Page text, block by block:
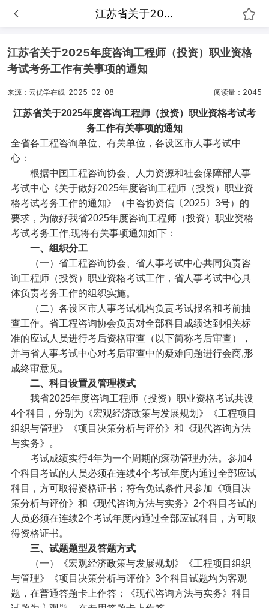
江苏省关于20...
江苏省关于2025年度咨询工程师（投资）职业资格
考试考务工作有关事项的通知
来源：云优学在线 2025-02-08 阅读量：2045
江苏省关于2025年度咨询工程师（投资）职业资格考试考
务工作有关事项的通知
全省各工程咨询单位、有关单位，各设区市人事考试中
心：
根据中国工程咨询协会、人力资源和社会保障部人事
考试中心《关于做好2025年度咨询工程师（投资）职业资
格考试考务工作的通知》（中咨协资信〔2025〕3号）的
要求，为做好我省2025年度咨询工程师（投资）职业资格
考试考务工作,现将有关事项通知如下：
一、组织分工
（一）省工程咨询协会、省人事考试中心共同负责咨
询工程师（投资）职业资格考试工作，省人事考试中心具
体负责考务工作的组织实施。
（二）各设区市人事考试机构负责考试报名和考前抽
查工作。省工程咨询协会负责对全部科目成绩达到相关标
准的应试人员进行考后资格审查（以下简称考后审查），
并与省人事考试中心对考后审查中的疑难问题进行会商,形
成终审意见。
二、科目设置及管理模式
我省2025年度咨询工程师（投资）职业资格考试共设
4个科目，分别为《宏观经济政策与发展规划》《工程项目
组织与管理》《项目决策分析与评价》和《现代咨询方法
与实务》。
考试成绩实行4年为一个周期的滚动管理办法。参加4
个科目考试的人员必须在连续4个考试年度内通过全部应试
科目，方可取得资格证书；符合免试条件只参加《项目决
策分析与评价》和《现代咨询方法与实务》2个科目考试的
人员必须在连续2个考试年度内通过全部应试科目，方可取
得资格证书。
三、试题题型及答题方式
（一）《宏观经济政策与发展规划》《工程项目组织
与管理》《项目决策分析与评价》3个科目试题均为客观
题，在普通答题卡上作答；《现代咨询方法与实务》科目